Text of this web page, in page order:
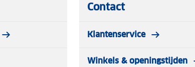
Contact
Klantenservice
Winkels & openingstijden